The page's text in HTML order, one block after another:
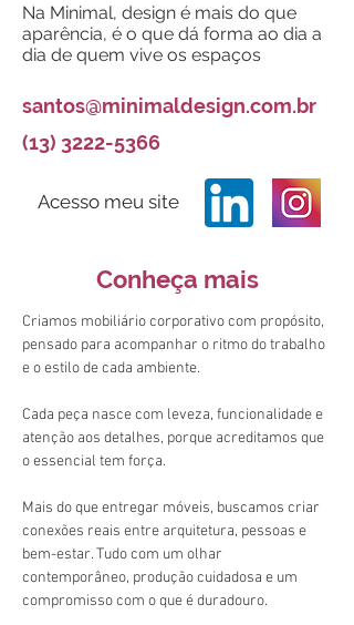
Na Minimal, design é mais do que
aparência, é o que dá forma ao dia a
dia de quem vive os espaços
santos@minimaldesign.com.br
(13) 3222-5366
Acesso meu site
Conheça mais
Criamos mobiliário corporativo com propósito,
pensado para acompanhar o ritmo do trabalho
e o estilo de cada ambiente.
Cada peça nasce com leveza, funcionalidade e
atenção aos detalhes, porque acreditamos que
o essencial tem força.
Mais do que entregar móveis, buscamos criar
conexões reais entre arquitetura, pessoas e
bem-estar. Tudo com um olhar
contemporâneo, produção cuidadosa e um
compromisso com o que é duradouro.